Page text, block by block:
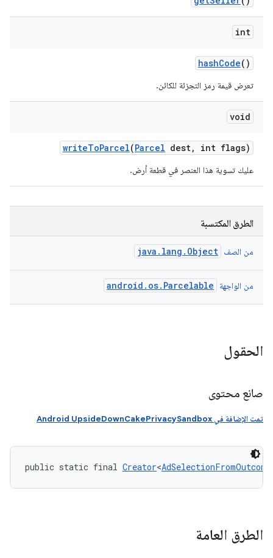
int
hashCode()
تعرض قيمة رمز التجزئة للكائن.
void
writeToParcel(Parcel dest, int flags)
عليك تسوية هذا العنصر في قطعة أرض.
الطرق المكتسبة
من الصف java.lang.Object
من الواجهة android.os.Parcelable
الحقول
صانع محتوى
تمت الإضافة في Android UpsideDownCakePrivacySandbox
public static final Creator<
الطرق العامة